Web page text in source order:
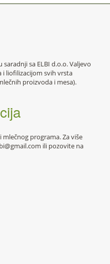
saradnji sa ELBI d.o.o. Valjevo
liofilizacijom svih vrsta
proizvoda i mesa).
programa. Za više
ili pozovite na